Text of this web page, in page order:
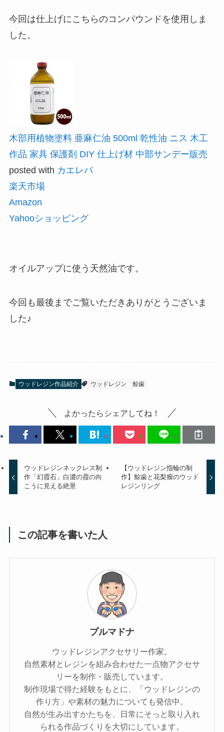
今回は仕上げにこちらのコンパウンドを使用しま
した。
木部用植物塗料 亜麻仁油 500ml 乾性油 ニス 木工
作品 家具 保護剤 DIY 仕上げ材 中部サンデー販売
posted with カエレバ
楽天市場
Amazon
Yahooショッピング
オイルアップに使う天然油です。
今回も最後までご覧いただきありがとうございま
した♪
ウッドレジン作品紹介 ウッドレジン 鯨歯
よかったらシェアしてね！
ウッドレジンネックレス制
作「幻霞石」白濃の霞の向
こうに見える絶景
【ウッドレジン指輪の制
作】鯨歯と花梨瘤のウッド
レジンリング
この記事を書いた人
プルマドナ
ウッドレジンアクセサリー作家。
自然素材とレジンを組み合わせた一点物アクセサ
リーを制作・販売しています。
制作現場で得た経験をもとに、「ウッドレジンの
作り方」や素材の魅力についても発信中。
自然が生み出すかたちを、日常にそっと取り入れ
られる作品づくりを大切にしています。